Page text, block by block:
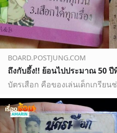
BOARD.POSTJUNG.COM